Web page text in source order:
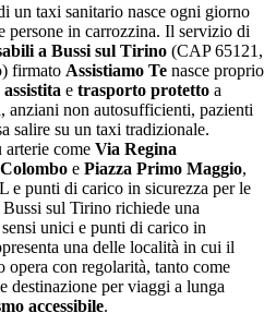
un taxi sanitario nasce ogni giorno
persone in carrozzina. Il servizio di
a Bussi sul Tirino (CAP65121 ,
) firmato Assistiamo Te nasce proprio
e trasporto protetto a
anziani non autosufficienti, pazienti
salire su un taxi tradizionale.
arterie come Via Regina
e Piazza Primo Maggio,
e punti di carico in sicurezza per le
sul Tirino richiede una
unici e punti di carico in
una delle località in cui il
opera con regolarità, tanto come
destinazione per viaggi a lunga
accessibile.